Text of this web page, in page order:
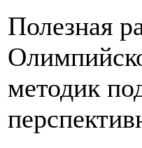
Полезная
методик